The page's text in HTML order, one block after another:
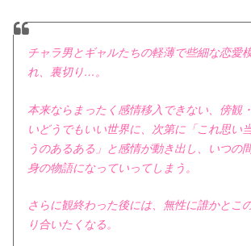
チャラ男とギャルたちの軽薄で些細な恋愛
れ、裏切り…。
本来ならまったく感情移入できない、傍観
いどうでもいい世界に、次第に「これ思い
うのあるある」と感情が動き出し、いつの
身の物語になっていってしまう。
さらに観終わった後には、無性に誰かとこ
り合いたくなる。